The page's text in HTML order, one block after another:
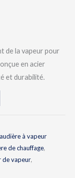
de la vapeur pour
en acier
et durabilité.
à vapeur
de chauffage,
de vapeur,